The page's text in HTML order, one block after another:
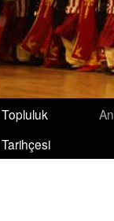
Topluluk
Tarihçesi